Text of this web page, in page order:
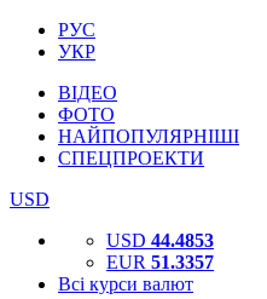
РУС
УКР
ВІДЕО
ФОТО
НАЙПОПУЛЯРНІШІ
СПЕЦПРОЕКТИ
USD
USD 44.4853
EUR 51.3357
Всі курси валют